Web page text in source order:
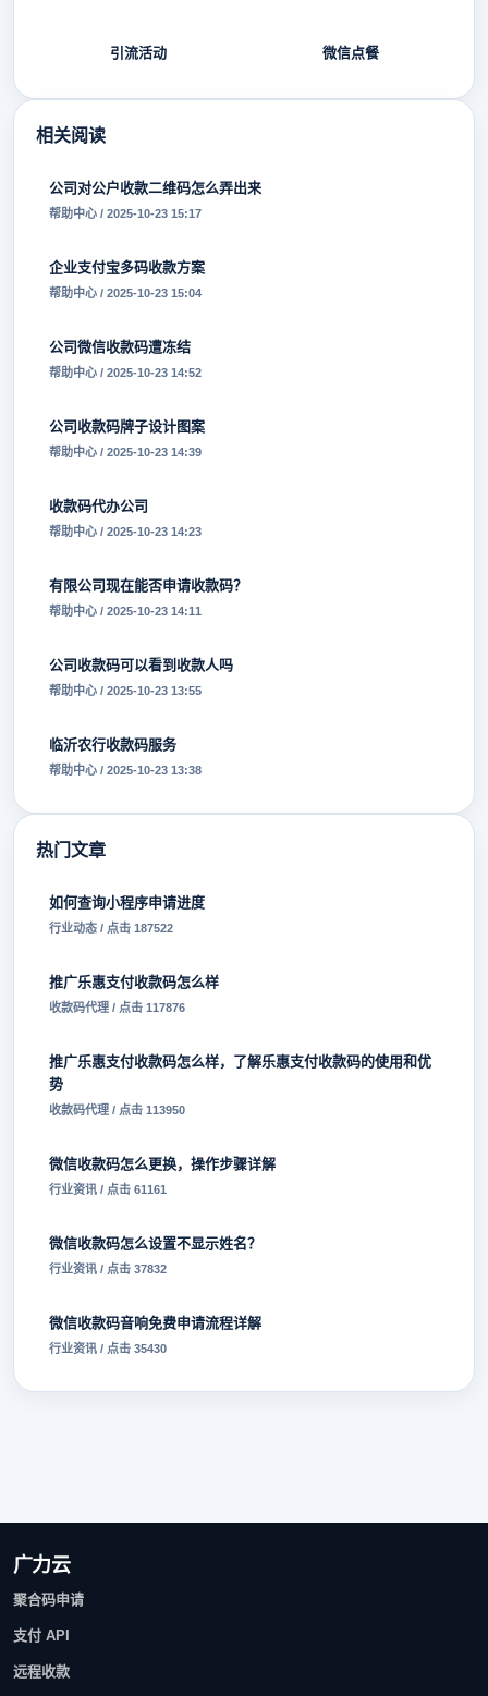
引流活动 微信点餐
相关阅读
公司对公户收款二维码怎么弄出来
帮助中心 / 2025-10-23 15:17
企业支付宝多码收款方案
帮助中心 / 2025-10-23 15:04
公司微信收款码遭冻结
帮助中心 / 2025-10-23 14:52
公司收款码牌子设计图案
帮助中心 / 2025-10-23 14:39
收款码代办公司
帮助中心 / 2025-10-23 14:23
有限公司现在能否申请收款码？
帮助中心 / 2025-10-23 14:11
公司收款码可以看到收款人吗
帮助中心 / 2025-10-23 13:55
临沂农行收款码服务
帮助中心 / 2025-10-23 13:38
热门文章
如何查询小程序申请进度
行业动态 / 点击 187522
推广乐惠支付收款码怎么样
收款码代理 / 点击 117876
推广乐惠支付收款码怎么样，了解乐惠支付收款码的使用和优
势
收款码代理 / 点击 113950
微信收款码怎么更换，操作步骤详解
行业资讯 / 点击 61161
微信收款码怎么设置不显示姓名？
行业资讯 / 点击 37832
微信收款码音响免费申请流程详解
行业资讯 / 点击 35430
广力云
聚合码申请
支付 API
远程收款